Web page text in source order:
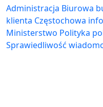
Administracja Biurowa
klienta Częstochowa
Ministerstwo Polityka
Sprawiedliwość